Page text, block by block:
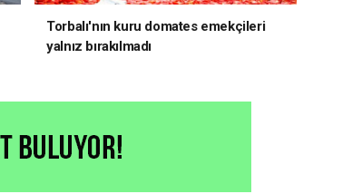
Torbalı'nın kuru domates emekçileri
yalnız bırakılmadı